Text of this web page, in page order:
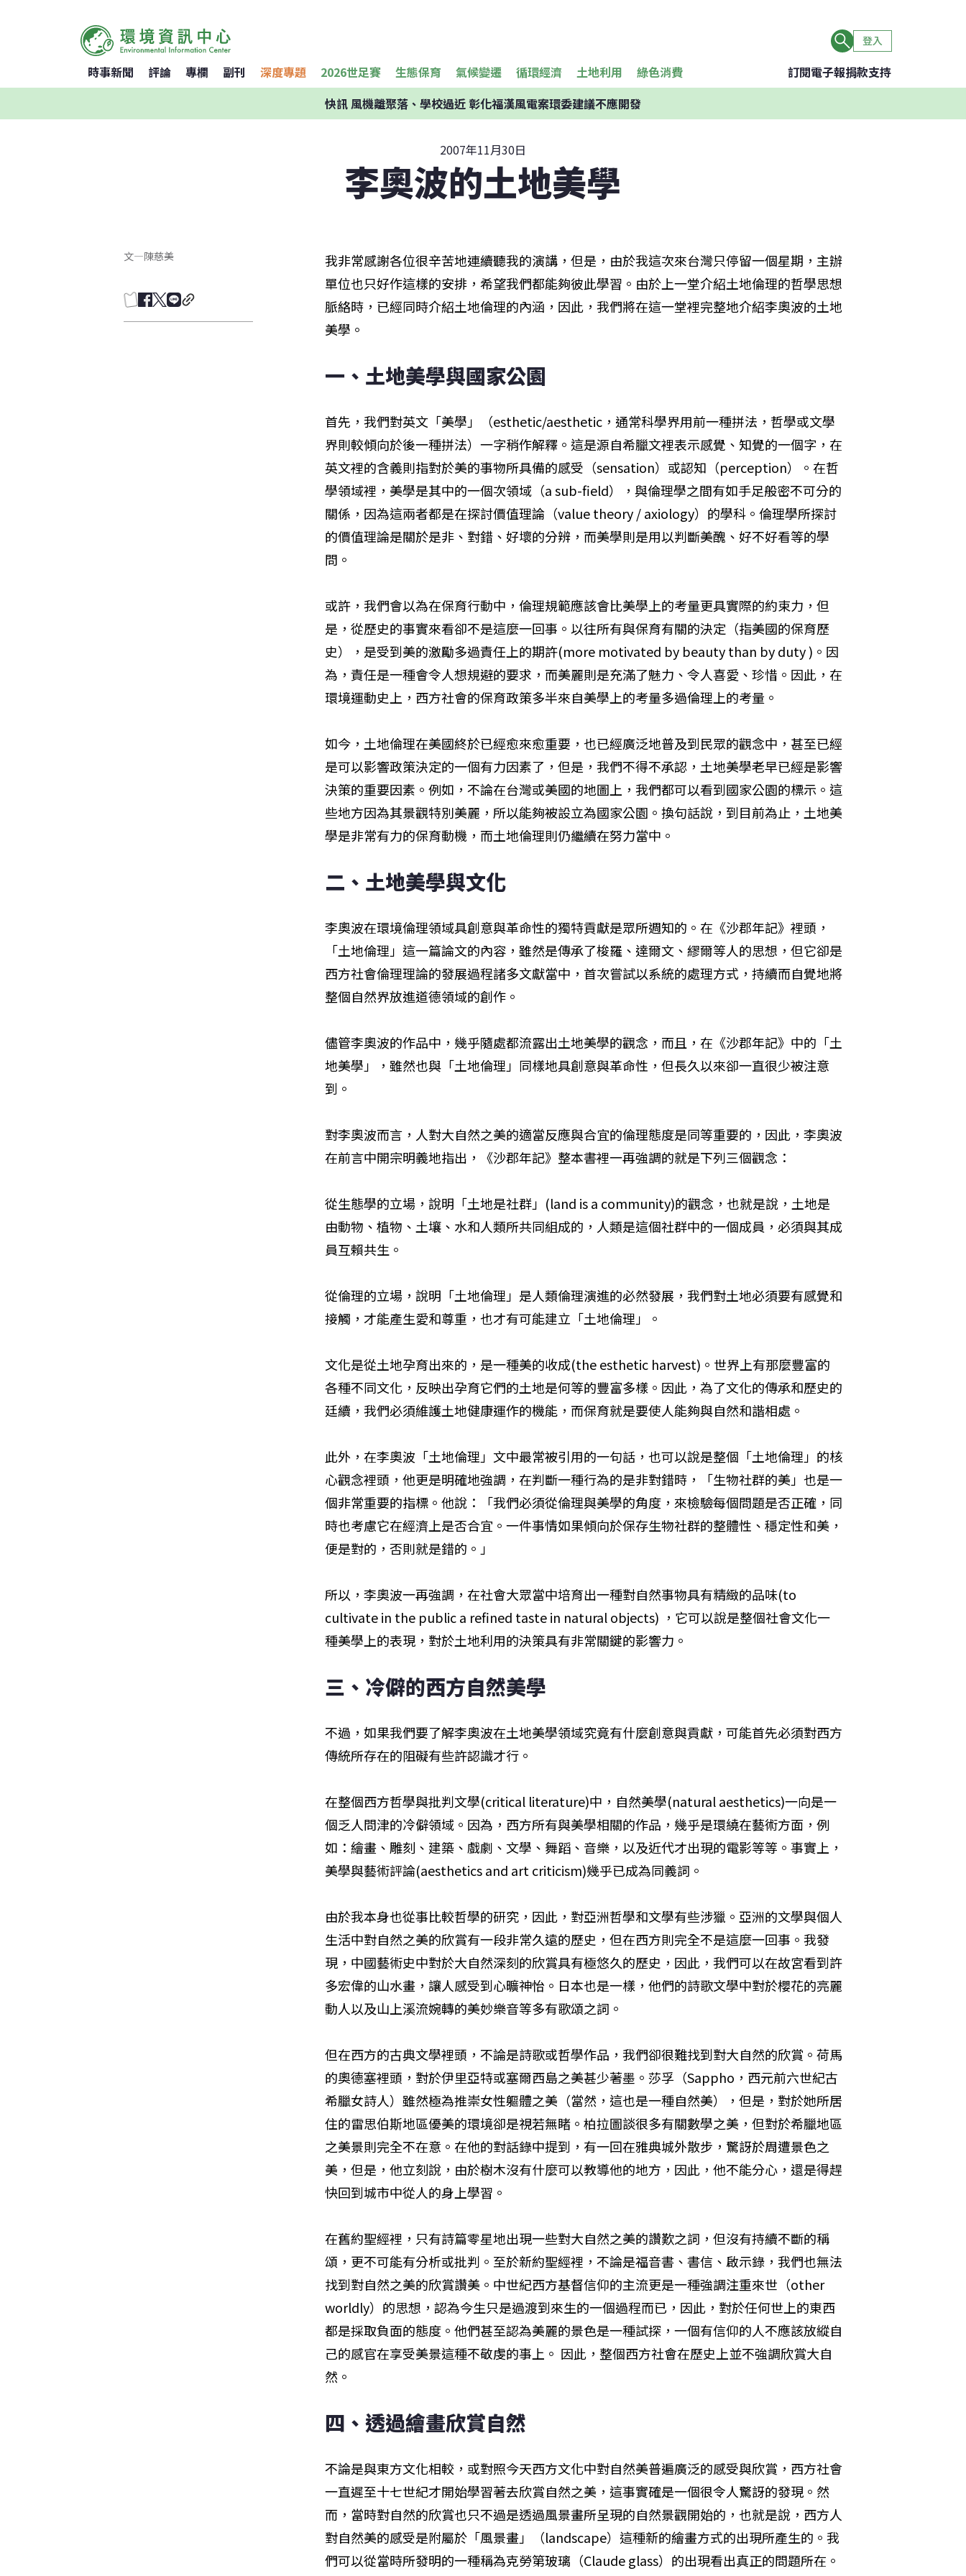
登入
時事新聞 評論 專欄 副刊 深度專題 2026世足賽 生態保育 氣候變遷 循環經濟 土地利用 綠色消費 訂閱電子報捐款支持
快訊風機離聚落、學校過近 彰化福漢風電案環委建議不應開發
2007年11月30日
李奧波的土地美學
文—陳慈美
我非常感謝各位很辛苦地連續聽我的演講，但是，由於我這次來台灣只停留一個星期，主辦
單位也只好作這樣的安排，希望我們都能夠彼此學習。由於上一堂介紹土地倫理的哲學思想
脈絡時，已經同時介紹土地倫理的內涵，因此，我們將在這一堂裡完整地介紹李奧波的土地
美學。
一、土地美學與國家公園
首先，我們對英文「美學」（esthetic/aesthetic，通常科學界用前一種拼法，哲學或文學
界則較傾向於後一種拼法）一字稍作解釋。這是源自希臘文裡表示感覺、知覺的一個字，在
英文裡的含義則指對於美的事物所具備的感受（sensation）或認知（perception）。在哲
學領域裡，美學是其中的一個次領域（a sub-field），與倫理學之間有如手足般密不可分的
關係，因為這兩者都是在探討價值理論（value theory / axiology）的學科。倫理學所探討
的價值理論是關於是非、對錯、好壞的分辨，而美學則是用以判斷美醜、好不好看等的學
問。
或許，我們會以為在保育行動中，倫理規範應該會比美學上的考量更具實際的約束力，但
是，從歷史的事實來看卻不是這麼一回事。以往所有與保育有關的決定（指美國的保育歷
史），是受到美的激勵多過責任上的期許(more motivated by beauty than by duty )。因
為，責任是一種會令人想規避的要求，而美麗則是充滿了魅力、令人喜愛、珍惜。因此，在
環境運動史上，西方社會的保育政策多半來自美學上的考量多過倫理上的考量。
如今，土地倫理在美國終於已經愈來愈重要，也已經廣泛地普及到民眾的觀念中，甚至已經
是可以影響政策決定的一個有力因素了，但是，我們不得不承認，土地美學老早已經是影響
決策的重要因素。例如，不論在台灣或美國的地圖上，我們都可以看到國家公園的標示。這
些地方因為其景觀特別美麗，所以能夠被設立為國家公園。換句話說，到目前為止，土地美
學是非常有力的保育動機，而土地倫理則仍繼續在努力當中。
二、土地美學與文化
李奧波在環境倫理領域具創意與革命性的獨特貢獻是眾所週知的。在《沙郡年記》裡頭，
「土地倫理」這一篇論文的內容，雖然是傳承了梭羅、達爾文、繆爾等人的思想，但它卻是
西方社會倫理理論的發展過程諸多文獻當中，首次嘗試以系統的處理方式，持續而自覺地將
整個自然界放進道德領域的創作。
儘管李奧波的作品中，幾乎隨處都流露出土地美學的觀念，而且，在《沙郡年記》中的「土
地美學」，雖然也與「土地倫理」同樣地具創意與革命性，但長久以來卻一直很少被注意
到。
對李奧波而言，人對大自然之美的適當反應與合宜的倫理態度是同等重要的，因此，李奧波
在前言中開宗明義地指出，《沙郡年記》整本書裡一再強調的就是下列三個觀念：
從生態學的立場，說明「土地是社群」(land is a community)的觀念，也就是說，土地是
由動物、植物、土壤、水和人類所共同組成的，人類是這個社群中的一個成員，必須與其成
員互賴共生。
從倫理的立場，說明「土地倫理」是人類倫理演進的必然發展，我們對土地必須要有感覺和
接觸，才能產生愛和尊重，也才有可能建立「土地倫理」。
文化是從土地孕育出來的，是一種美的收成(the esthetic harvest)。世界上有那麼豐富的
各種不同文化，反映出孕育它們的土地是何等的豐富多樣。因此，為了文化的傳承和歷史的
廷續，我們必須維護土地健康運作的機能，而保育就是要使人能夠與自然和諧相處。
此外，在李奧波「土地倫理」文中最常被引用的一句話，也可以說是整個「土地倫理」的核
心觀念裡頭，他更是明確地強調，在判斷一種行為的是非對錯時，「生物社群的美」也是一
個非常重要的指標。他說：「我們必須從倫理與美學的角度，來檢驗每個問題是否正確，同
時也考慮它在經濟上是否合宜。一件事情如果傾向於保存生物社群的整體性、穩定性和美，
便是對的，否則就是錯的。」
所以，李奧波一再強調，在社會大眾當中培育出一種對自然事物具有精緻的品味(to
cultivate in the public a refined taste in natural objects) ，它可以說是整個社會文化一
種美學上的表現，對於土地利用的決策具有非常關鍵的影響力。
三、冷僻的西方自然美學
不過，如果我們要了解李奧波在土地美學領域究竟有什麼創意與貢獻，可能首先必須對西方
傳統所存在的阻礙有些許認識才行。
在整個西方哲學與批判文學(critical literature)中，自然美學(natural aesthetics)一向是一
個乏人問津的冷僻領域。因為，西方所有與美學相關的作品，幾乎是環繞在藝術方面，例
如：繪畫、雕刻、建築、戲劇、文學、舞蹈、音樂，以及近代才出現的電影等等。事實上，
美學與藝術評論(aesthetics and art criticism)幾乎已成為同義詞。
由於我本身也從事比較哲學的研究，因此，對亞洲哲學和文學有些涉獵。亞洲的文學與個人
生活中對自然之美的欣賞有一段非常久遠的歷史，但在西方則完全不是這麼一回事。我發
現，中國藝術史中對於大自然深刻的欣賞具有極悠久的歷史，因此，我們可以在故宮看到許
多宏偉的山水畫，讓人感受到心曠神怡。日本也是一樣，他們的詩歌文學中對於櫻花的亮麗
動人以及山上溪流婉轉的美妙樂音等多有歌頌之詞。
但在西方的古典文學裡頭，不論是詩歌或哲學作品，我們卻很難找到對大自然的欣賞。荷馬
的奧德塞裡頭，對於伊里亞特或塞爾西島之美甚少著墨。莎孚（Sappho，西元前六世紀古
希臘女詩人）雖然極為推崇女性軀體之美（當然，這也是一種自然美），但是，對於她所居
住的雷思伯斯地區優美的環境卻是視若無睹。柏拉圖談很多有關數學之美，但對於希臘地區
之美景則完全不在意。在他的對話錄中提到，有一回在雅典城外散步，驚訝於周遭景色之
美，但是，他立刻說，由於樹木沒有什麼可以教導他的地方，因此，他不能分心，還是得趕
快回到城市中從人的身上學習。
在舊約聖經裡，只有詩篇零星地出現一些對大自然之美的讚歎之詞，但沒有持續不斷的稱
頌，更不可能有分析或批判。至於新約聖經裡，不論是福音書、書信、啟示錄，我們也無法
找到對自然之美的欣賞讚美。中世紀西方基督信仰的主流更是一種強調注重來世（other
worldly）的思想，認為今生只是過渡到來生的一個過程而已，因此，對於任何世上的東西
都是採取負面的態度。他們甚至認為美麗的景色是一種試探，一個有信仰的人不應該放縱自
己的感官在享受美景這種不敬虔的事上。 因此，整個西方社會在歷史上並不強調欣賞大自
然。
四、透過繪畫欣賞自然
不論是與東方文化相較，或對照今天西方文化中對自然美普遍廣泛的感受與欣賞，西方社會
一直遲至十七世紀才開始學習著去欣賞自然之美，這事實確是一個很令人驚訝的發現。然
而，當時對自然的欣賞也只不過是透過風景畫所呈現的自然景觀開始的，也就是說，西方人
對自然美的感受是附屬於「風景畫」（landscape）這種新的繪畫方式的出現所產生的。我
們可以從當時所發明的一種稱為克勞第玻璃（Claude glass）的出現看出真正的問題所在。